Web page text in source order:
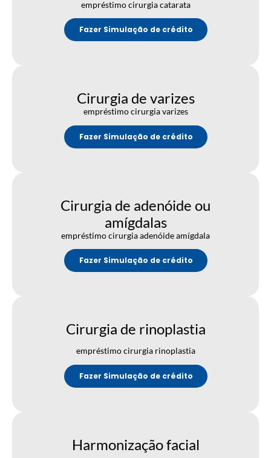
empréstimo cirurgia catarata
Fazer Simulação de crédito
Cirurgia de varizes
empréstimo cirurgia varizes
Fazer Simulação de crédito
Cirurgia de adenóide ou
amígdalas
empréstimo cirurgia adenóide amígdala
Fazer Simulação de crédito
Cirurgia de rinoplastia
empréstimo cirurgia rinoplastia
Fazer Simulação de crédito
Harmonização facial